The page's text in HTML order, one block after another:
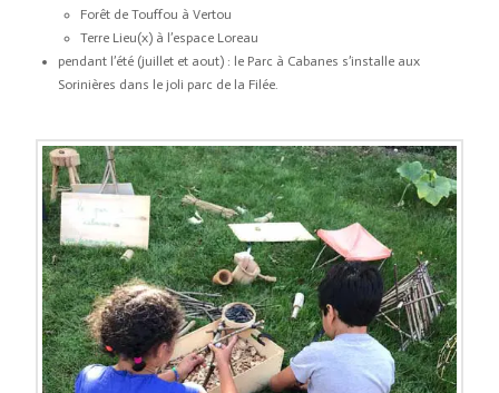
Forêt de Touffou à Vertou
Terre Lieu(x) à l’espace Loreau
pendant l’été (juillet et aout) : le Parc à Cabanes s’installe aux
Sorinières dans le joli parc de la Filée.